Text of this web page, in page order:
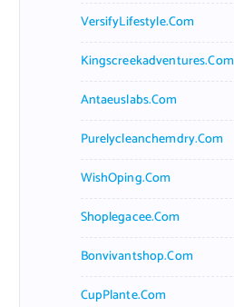
VersifyLifestyle.com
Kingscreekadventures.com
Antaeuslabs.com
Purelycleanchemdry.com
WishOping.com
Shoplegacee.com
Bonvivantshop.com
CupPlante.com